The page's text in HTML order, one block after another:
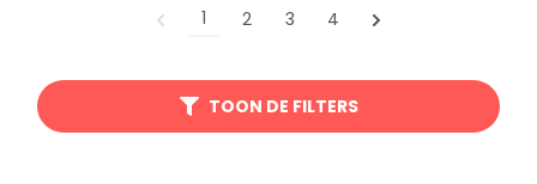
1 2 3 4
TOON DE FILTERS